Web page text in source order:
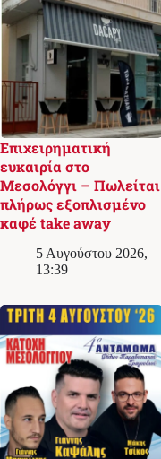
Επιχειρηματική
ευκαιρία στο
Μεσολόγγι – Πωλείται
πλήρως εξοπλισμένο
καφέ take away
5 Αυγούστου 2026,
13:39